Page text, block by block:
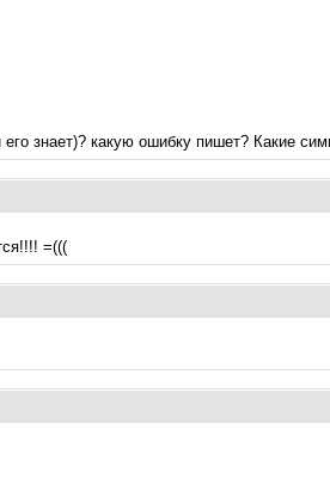
знает)? какую ошибку пишет? Какие
=(((